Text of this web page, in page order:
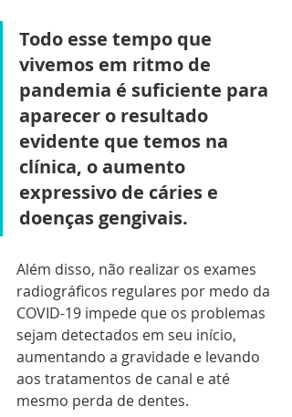
Todo esse tempo que
vivemos em ritmo de
pandemia é suficiente para
aparecer o resultado
evidente que temos na
clínica, o aumento
expressivo de cáries e
doenças gengivais.
Além disso, não realizar os exames
radiográficos regulares por medo da
COVID-19 impede que os problemas
sejam detectados em seu início,
aumentando a gravidade e levando
aos tratamentos de canal e até
mesmo perda de dentes.